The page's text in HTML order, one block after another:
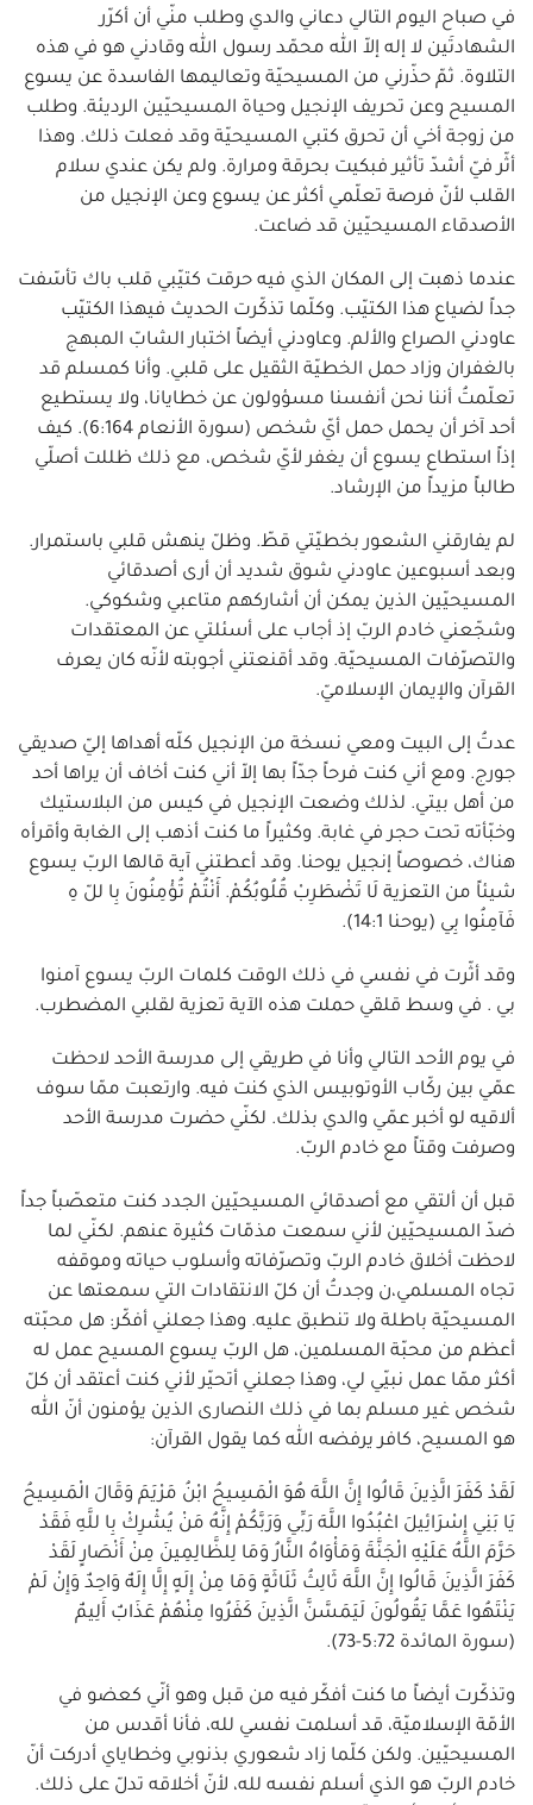
في صباح اليوم التالي دعاني والدي وطلب منّي أن أكرّر
الشهادتَين لا إله إلاّ الله محمّد رسول الله وقادني هو في هذه
التلاوة. ثمّ حذّرني من المسيحيّة وتعاليمها الفاسدة عن يسوع
المسيح وعن تحريف الإنجيل وحياة المسيحيّين الرديئة. وطلب
من زوجة أخي أن تحرق كتبي المسيحيّة وقد فعلت ذلك. وهذا
أثّر فيّ أشدّ تأثير فبكيت بحرقة ومرارة. ولم يكن عندي سلام
القلب لأنّ فرصة تعلّمي أكثر عن يسوع وعن الإنجيل من
الأصدقاء المسيحيّين قد ضاعت.
عندما ذهبت إلى المكان الذي فيه حرقت كتيّبي قلب باك تأسّفت
جداً لضياع هذا الكتيّب. وكلّما تذكّرت الحديث فيهذا الكتيّب
عاودني الصراع والألم. وعاودني أيضاً اختبار الشابّ المبهج
بالغفران وزاد حمل الخطيّة الثقيل على قلبي. وأنا كمسلم قد
تعلّمتُ أننا نحن أنفسنا مسؤولون عن خطايانا، ولا يستطيع
أحد آخر أن يحمل حمل أيّ شخص (سورة الأنعام 6:164). كيف
إذاً استطاع يسوع أن يغفر لأيّ شخص، مع ذلك ظللت أصلّي
طالباً مزيداً من الإرشاد.
لم يفارقني الشعور بخطيّتي قطّ. وظلّ ينهش قلبي باستمرار.
وبعد أسبوعين عاودني شوق شديد أن أرى أصدقائي
المسيحيّين الذين يمكن أن أشاركهم متاعبي وشكوكي.
وشجّعني خادم الربّ إذ أجاب على أسئلتي عن المعتقدات
والتصرّفات المسيحيّة. وقد أقنعتني أجوبته لأنّه كان يعرف
القرآن والإيمان الإسلاميّ.
عدتُ إلى البيت ومعي نسخة من الإنجيل كلّه أهداها إليّ صديقي
جورج. ومع أني كنت فرحاً جدّاً بها إلاّ أني كنت أخاف أن يراها أحد
من أهل بيتي. لذلك وضعت الإنجيل في كيس من البلاستيك
وخبّأته تحت حجر في غابة. وكثيراً ما كنت أذهب إلى الغابة وأقرأه
هناك، خصوصاً إنجيل يوحنا. وقد أعطتني آية قالها الربّ يسوع
شيئاً من التعزية لَا تَضْطَرِبْ قُلُوبُكُمْ. أَنْتُمْ تُؤْمِنُونَ بِا للّ هِ
فَآمِنُوا بِي (يوحنا 14:1).
وقد أثّرت في نفسي في ذلك الوقت كلمات الربّ يسوع آمنوا
بي . في وسط قلقي حملت هذه الآية تعزية لقلبي المضطرب.
في يوم الأحد التالي وأنا في طريقي إلى مدرسة الأحد لاحظت
عمّي بين ركّاب الأوتوبيس الذي كنت فيه. وارتعبت ممّا سوف
ألاقيه لو أخبر عمّي والدي بذلك. لكنّي حضرت مدرسة الأحد
وصرفت وقتاً مع خادم الربّ.
قبل أن ألتقي مع أصدقائي المسيحيّين الجدد كنت متعصّباً جداً
ضدّ المسيحيّين لأني سمعت مذمّات كثيرة عنهم. لكنّي لما
لاحظت أخلاق خادم الربّ وتصرّفاته وأسلوب حياته وموقفه
تجاه المسلمي،ن وجدتُ أن كلّ الانتقادات التي سمعتها عن
المسيحيّة باطلة ولا تنطبق عليه. وهذا جعلني أفكّر: هل محبّته
أعظم من محبّة المسلمين، هل الربّ يسوع المسيح عمل له
أكثر ممّا عمل نبيّي لي، وهذا جعلني أتحيّر لأني كنت أعتقد أن كلّ
شخص غير مسلم بما في ذلك النصارى الذين يؤمنون أنّ الله
هو المسيح، كافر يرفضه الله كما يقول القرآن:
لَقَدْ كَفَرَ الَّذِينَ قَالُوا إِنَّ اللَّهَ هُوَ الْمَسِيحُ ابْنُ مَرْيَمَ وَقَالَ الْمَسِيحُ
يَا بَنِي إِسْرَائِيلَ اعْبُدُوا اللَّهَ رَبِّي وَرَبَّكُمْ إِنَّهُ مَنْ يُشْرِكْ بِا للَّهِ فَقَدْ
حَرَّمَ اللَّهُ عَلَيْهِ الْجَنَّةَ وَمَأْوَاهُ النَّارُ وَمَا لِلظَّالِمِينَ مِنْ أَنْصَارٍ لَقَدْ
كَفَرَ الَّذِينَ قَالُوا إِنَّ اللَّهَ ثَالِثُ ثَلَاثَةٍ وَمَا مِنْ إِلَهٍ إِلَّا إِلَهٌ وَاحِدٌ وَإِنْ لَمْ
يَنْتَهُوا عَمَّا يَقُولُونَ لَيَمَسَّنَّ الَّذِينَ كَفَرُوا مِنْهُمْ عَذَابٌ أَلِيمٌ
(سورة المائدة 5:72-73).
وتذكّرت أيضاً ما كنت أفكّر فيه من قبل وهو أنّي كعضو في
الأمّة الإسلاميّة، قد أسلمت نفسي لله، فأنا أقدس من
المسيحيّين. ولكن كلّما زاد شعوري بذنوبي وخطاياي أدركت أنّ
خادم الربّ هو الذي أسلم نفسه لله، لأنّ أخلاقه تدلّ على ذلك.